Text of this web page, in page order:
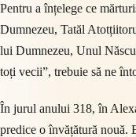
Pentru a înțelege ce
Dumnezeu, Tatăl
lui Dumnezeu, Unul
toți vecii”, trebuie să ne
În jurul anului 318, în
predice o învățătură nouă.